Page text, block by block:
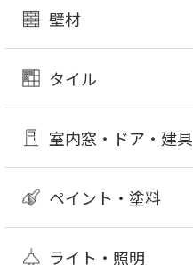
壁材
タイル
室内窓・ドア・建具
ペイント・塗料
ライト・照明